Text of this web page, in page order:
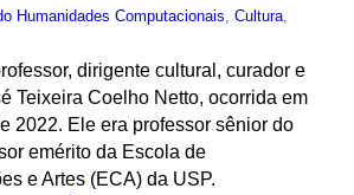
Humanidades Computacionais, Cultura,
dirigente cultural, curador e
Teixeira Coelho Netto, ocorrida em
2022. Ele era professor sênior do
emérito da Escola de
e Artes (ECA) da USP.